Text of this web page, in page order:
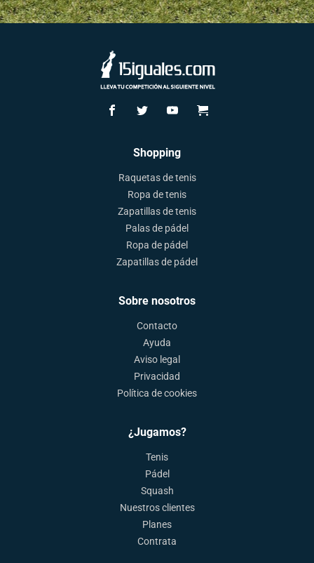
Shopping
Raquetas de tenis
Ropa de tenis
Zapatillas de tenis
Palas de pádel
Ropa de pádel
Zapatillas de pádel
Sobre nosotros
Contacto
Ayuda
Aviso legal
Privacidad
Política de cookies
¿Jugamos?
Tenis
Pádel
Squash
Nuestros clientes
Planes
Contrata